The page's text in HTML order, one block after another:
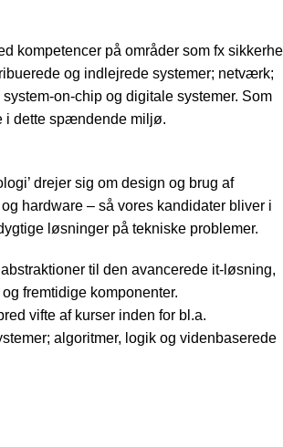
kompetencer på områder som fx
og indlejrede systemer; netværk;
on-chip og digitale systemer. Som
i dette spændende miljø.
drejer sig om design og brug af
hardware – så vores kandidater bliver i
løsninger på tekniske problemer.
til den avancerede it-løsning,
fremtidige komponenter.
vifte af kurser inden for bl.a.
algoritmer, logik og videnbaserede